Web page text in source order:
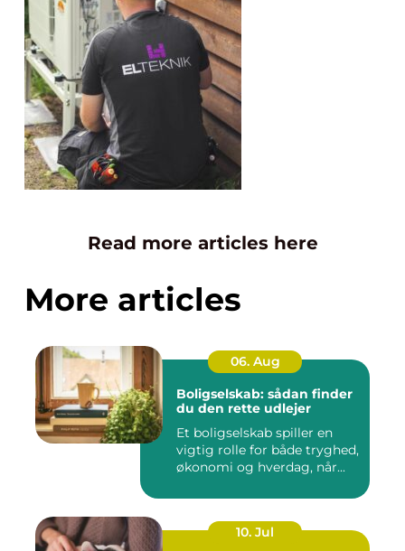
Read more articles here
More articles
06. Aug
Boligselskab: sådan finder
du den rette udlejer
Et boligselskab spiller en
vigtig rolle for både tryghed,
økonomi og hverdag, når...
10. Jul